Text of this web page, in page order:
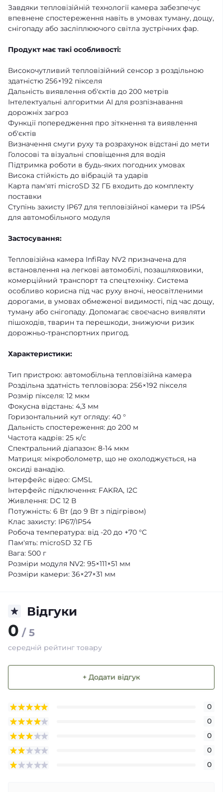
Завдяки тепловізійній технології камера забезпечує
впевнене спостереження навіть в умовах туману, дощу,
снігопаду або засліплюючого світла зустрічних фар.
Продукт має такі особливості:
Високочутливий тепловізійний сенсор з роздільною
здатністю 256×192 пікселя
Дальність виявлення об'єктів до 200 метрів
Інтелектуальні алгоритми AI для розпізнавання
дорожніх загроз
Функції попередження про зіткнення та виявлення
об'єктів
Визначення смуги руху та розрахунок відстані до мети
Голосові та візуальні сповіщення для водія
Підтримка роботи в будь-яких погодних умовах
Висока стійкість до вібрацій та ударів
Карта пам'яті microSD 32 ГБ входить до комплекту
поставки
Ступінь захисту IP67 для тепловізійної камери та IP54
для автомобільного модуля
Застосування:
Тепловізійна камера InfiRay NV2 призначена для
встановлення на легкові автомобілі, позашляховики,
комерційний транспорт та спецтехніку. Система
особливо корисна під час руху вночі, неосвітленими
дорогами, в умовах обмеженої видимості, під час дощу,
туману або снігопаду. Допомагає своєчасно виявляти
пішоходів, тварин та перешкоди, знижуючи ризик
дорожньо-транспортних пригод.
Характеристики:
Тип пристрою: автомобільна тепловізійна камера
Роздільна здатність тепловізора: 256×192 пікселя
Розмір пікселя: 12 мкм
Фокусна відстань: 4,3 мм
Горизонтальний кут огляду: 40 °
Дальність спостереження: до 200 м
Частота кадрів: 25 к/с
Спектральний діапазон: 8-14 мкм
Матриця: мікроболометр, що не охолоджується, на
оксиді ванадію.
Інтерфейс відео: GMSL
Інтерфейс підключення: FAKRA, I2C
Живлення: DC 12 В
Потужність: 6 Вт (до 9 Вт з підігрівом)
Клас захисту: IP67/IP54
Робоча температура: від -20 до +70 °C
Пам'ять: microSD 32 ГБ
Вага: 500 г
Розміри модуля NV2: 95×111×51 мм
Розміри камери: 36×27×31 мм
Відгуки
0 / 5
середній рейтинг товару
+ Додати відгук
0
0
0
0
0